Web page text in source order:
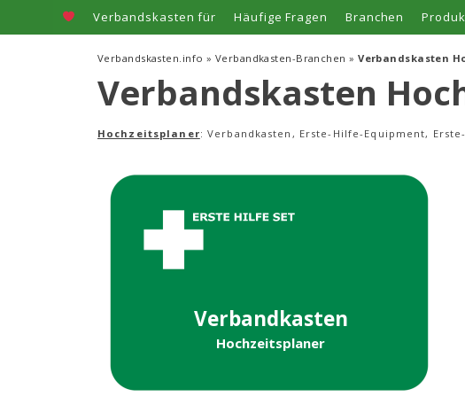
Inhalt
Verbandskasten für Häufige Fragen Branchen
Verbandskasten.info » Verbandkasten-Branchen »Verbandskasten
Verbandskasten
Hochzeitsplaner: Verbandkasten, Erste-Hilfe-Equipment,
Verbandkasten
Hochzeitsplaner